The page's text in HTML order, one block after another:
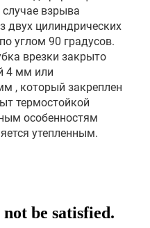
взрыва
двух цилиндрических
углом 90 градусов.
врезки закрыто
4 мм или
, который закреплен
термостойкой
особенностям
утепленным.